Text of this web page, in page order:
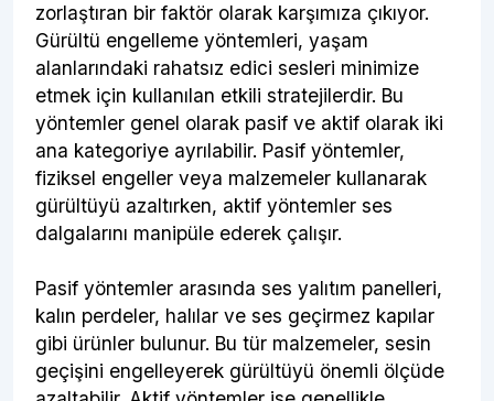
zorlaştıran bir faktör olarak karşımıza çıkıyor.
Gürültü engelleme yöntemleri, yaşam
alanlarındaki rahatsız edici sesleri minimize
etmek için kullanılan etkili stratejilerdir. Bu
yöntemler genel olarak pasif ve aktif olarak iki
ana kategoriye ayrılabilir. Pasif yöntemler,
fiziksel engeller veya malzemeler kullanarak
gürültüyü azaltırken, aktif yöntemler ses
dalgalarını manipüle ederek çalışır.
Pasif yöntemler arasında ses yalıtım panelleri,
kalın perdeler, halılar ve ses geçirmez kapılar
gibi ürünler bulunur. Bu tür malzemeler, sesin
geçişini engelleyerek gürültüyü önemli ölçüde